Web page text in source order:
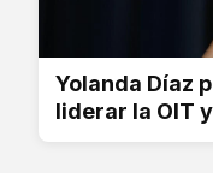
Yolanda Díaz
liderar la OIT